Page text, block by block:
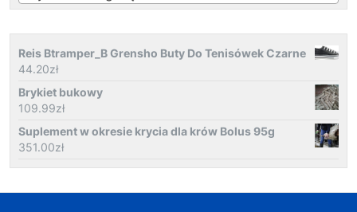
Reis Btramper_B Grensho Buty Do Tenisówek Czarne
44.20zł
Brykiet bukowy
109.99zł
Suplement w okresie krycia dla krów Bolus 95g
351.00zł